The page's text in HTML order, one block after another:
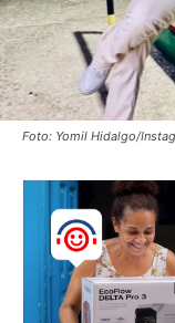
Foto: Yomil Hidalgo/